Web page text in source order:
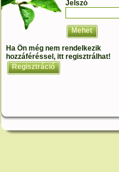
Jelszó
Mehet
Ha Ön még nem rendelkezik
hozzáféréssel, itt regisztrálhat!
Regisztráció